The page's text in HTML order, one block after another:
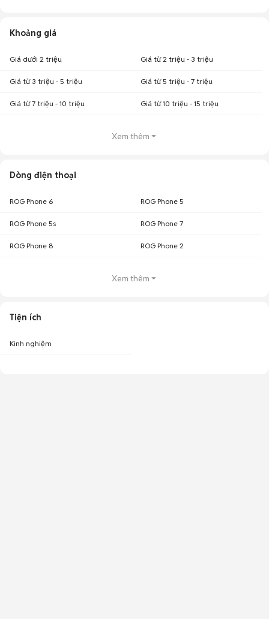
Khoảng giá
Giá dưới 2 triệu Giá từ 2 triệu - 3 triệu
Giá từ 3 triệu - 5 triệu Giá từ 5 triệu - 7 triệu
Giá từ 7 triệu - 10 triệu Giá từ 10 triệu - 15 triệu
Xem thêm
Dòng điện thoại
ROG Phone 6 ROG Phone 5
ROG Phone 5s ROG Phone 7
ROG Phone 8 ROG Phone 2
Xem thêm
Tiện ích
Kinh nghiệm